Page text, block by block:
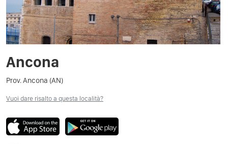
Ancona
Prov. Ancona (AN)
Vuoi dare risalto a questa località?